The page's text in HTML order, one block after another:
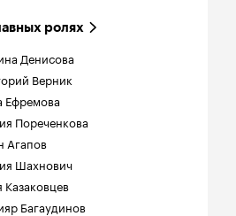
ролях
Денисова
Верник
Ефремова
Пореченкова
Агапов
Шахнович
Казаковцев
Багаудинов